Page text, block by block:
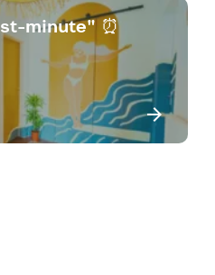
minute" ⏰